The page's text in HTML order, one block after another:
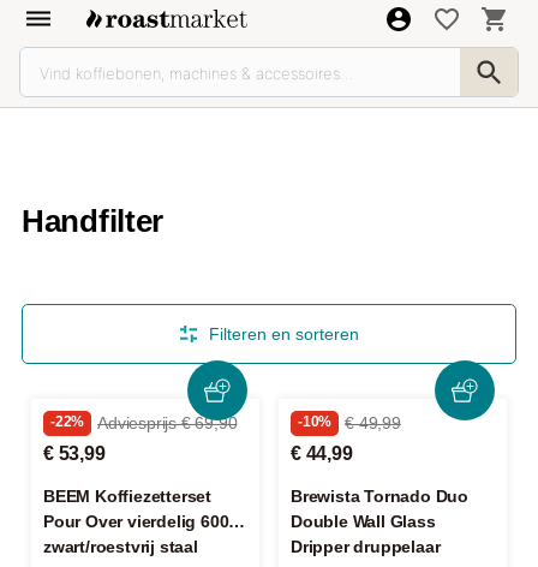
Handfilter
Filteren en sorteren
-22% Adviesprijs € 69,90
€ 53,99
BEEM Koffiezetterset
Pour Over vierdelig 600ml
zwart/roestvrij staal
-10% € 49,99
€ 44,99
Brewista Tornado Duo
Double Wall Glass
Dripper druppelaar